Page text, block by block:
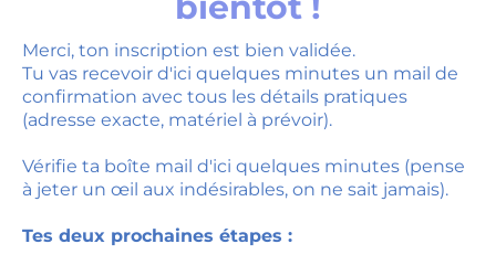
Merci, ton inscription est bien validée.
Tu vas recevoir d'ici quelques minutes un mail de
confirmation avec tous les détails pratiques
(adresse exacte, matériel à prévoir).
Vérifie ta boîte mail d'ici quelques minutes (pense
à jeter un œil aux indésirables, on ne sait jamais).
Tes deux prochaines étapes :